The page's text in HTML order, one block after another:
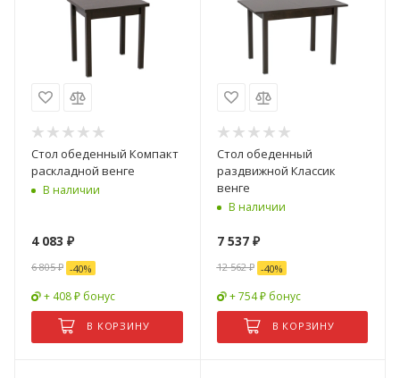
Стол обеденный Компакт
раскладной венге
В наличии
4 083 ₽
6 805₽ -40%
+ 408 ₽ бонус
В КОРЗИНУ
Стол обеденный
раздвижной Классик
венге
В наличии
7 537₽
12 562₽ -40%
+ 754 ₽ бонус
В КОРЗИНУ